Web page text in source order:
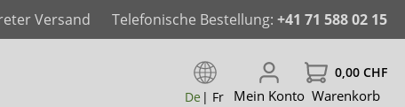
Versand Telefonische Bestellung: +41 71 588 02 15
De | Fr Mein Konto
0,00 CHF
Warenkorb